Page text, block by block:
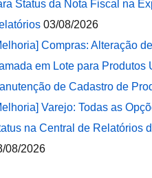
Status da Nota Fiscal na
03/08/2026
Compras: Alteração
em Lote para Produtos
de Cadastro de
Varejo: Todas as
na Central de Relatórios
08/2026